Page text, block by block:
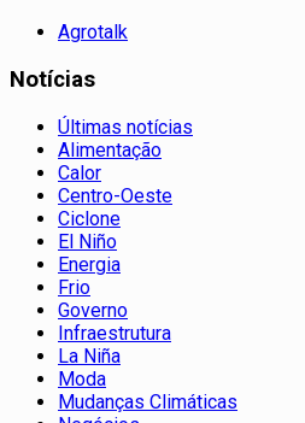
Agrotalk
Notícias
Últimas notícias
Alimentação
Calor
Centro-Oeste
Ciclone
El Niño
Energia
Frio
Governo
Infraestrutura
La Niña
Moda
Mudanças Climáticas